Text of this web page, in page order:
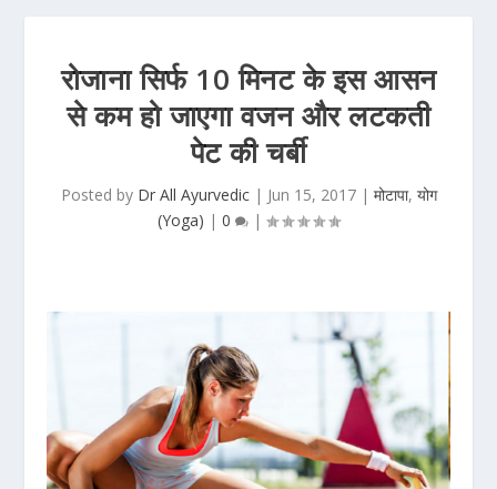
रोजाना सिर्फ 10 मिनट के इस आसन
से कम हो जाएगा वजन और लटकती
पेट की चर्बी
Posted by Dr All Ayurvedic| Jun 15, 2017| मोटापा, योग
(Yoga) | 0 |